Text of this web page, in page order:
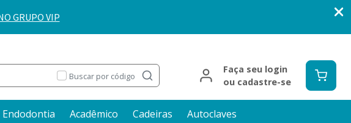
Buscar por código
Faça seu login
ou cadastre-se
Endodontia Acadêmico Cadeiras Autoclaves